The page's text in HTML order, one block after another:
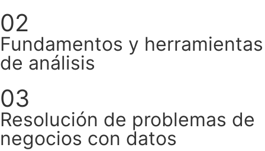
02
Fundamentos y herramientas
de análisis
03
Resolución de problemas de
negocios con datos